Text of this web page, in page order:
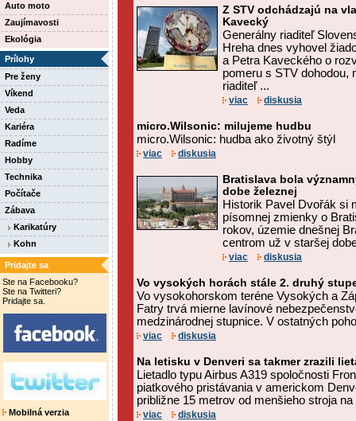
Auto moto
Zaujímavosti
Ekológia
Prílohy
Pre ženy
Víkend
Veda
Kariéra
Radíme
Hobby
Technika
Počítače
Zábava
Karikatúry
Kohn
Pridajte sa
Ste na Facebooku?
Ste na Twitteri?
Pridajte sa.
Mobilná verzia
Z STV odchádzajú na
Kavecký
Generálny riaditeľ
Hreha dnes vyhovel
a Petra Kaveckého o
pomeru s STV dohodou,
riaditeľ ...
viac diskusia
micro.Wilsonic: milujeme hudbu
micro.Wilsonic: hudba ako životný štýl
viac diskusia
Bratislava bola
dobe železnej
Historik Pavel Dvořák si
písomnej zmienky o
rokov, územie dnešnej
centrom už v staršej
viac diskusia
Vo vysokých horách stále 2. druhý
Vo vysokohorskom teréne Vysokých a
Fatry trvá mierne lavínové
medzinárodnej stupnice. V ostatných
viac diskusia
Na letisku v Denveri sa takmer zrazili
Lietadlo typu Airbus A319 spoločnosti
piatkového pristávania v americkom
približne 15 metrov od menšieho stroja na
viac diskusia